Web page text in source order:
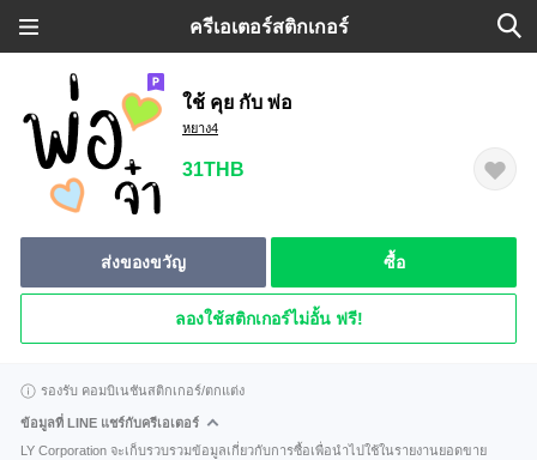
ครีเอเตอร์สติกเกอร์
ใช้ คุย กับ พ่อ
หยาง4
31THB
ส่งของขวัญ ซื้อ
ลองใช้สติกเกอร์ไม่อั้น ฟรี!
รองรับ คอมบิเนชันสติกเกอร์/ตกแต่ง
ข้อมูลที่ LINE แชร์กับครีเอเตอร์
LY Corporation จะเก็บรวบรวมข้อมูลเกี่ยวกับการซื้อเพื่อนำไปใช้ในรายงานยอดขาย